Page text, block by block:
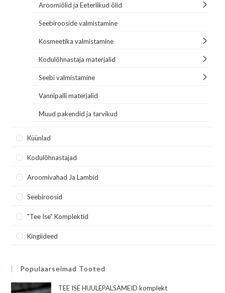
Aroomiõlid ja Eeterlikud õlid
Seebirooside valmistamine
Kosmeetika valmistamine
Kodulõhnastaja materjalid
Seebi valmistamine
Vannipalli materjalid
Muud pakendid ja tarvikud
Küünlad
Kodulõhnastajad
Aroomivahad Ja Lambid
Seebiroosid
"Tee Ise" Komplektid
Kingiideed
Populaarseimad Tooted
TEE ISE HUULEPALSAMEID komplekt